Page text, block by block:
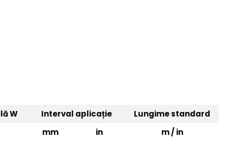
W Interval aplicație
Lungime standard
mm in
m / in